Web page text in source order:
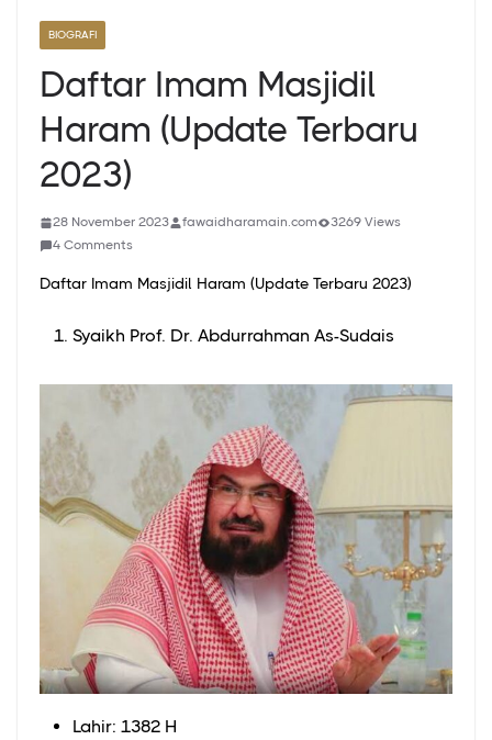
BIOGRAFI
Daftar Imam Masjidil
Haram (Update Terbaru
2023)
28 November 2023 fawaidharamain.com
3269 Views
4 Comments
Daftar Imam Masjidil Haram (Update Terbaru 2023)
Syaikh Prof. Dr. Abdurrahman As-Sudais
Lahir: 1382 H